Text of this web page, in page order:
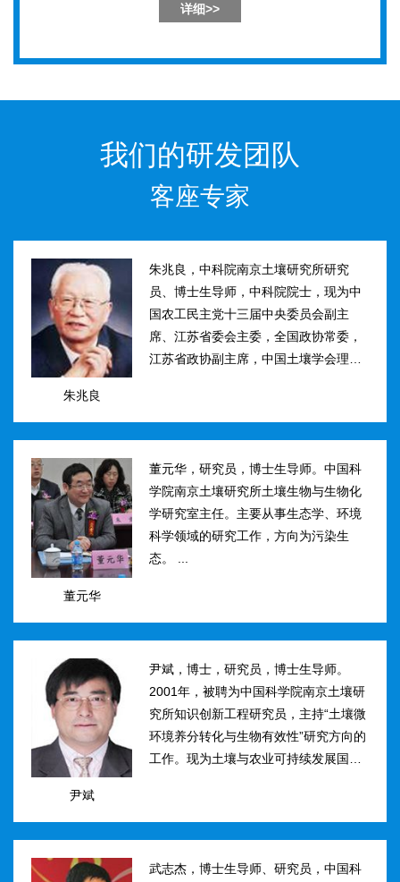
详细>>
我们的研发团队
客座专家
朱兆良
朱兆良，中科院南京土壤研究所研究
员、博士生导师，中科院院士，现为中
国农工民主党十三届中央委员会副主
席、江苏省委会主委，全国政协常委，
江苏省政协副主席，中国土壤学会理事
国家、中科院、江苏省科技进步奖和自
董元华
董元华，研究员，博士生导师。中国科
学院南京土壤研究所土壤生物与生物化
学研究室主任。主要从事生态学、环境
科学领域的研究工作，方向为污染生
态。 ...
尹斌
尹斌，博士，研究员，博士生导师。
2001年，被聘为中国科学院南京土壤研
究所知识创新工程研究员，主持“土壤微
环境养分转化与生物有效性”研究方向的
工作。现为土壤与农业可持续发展国家
影...
武志杰，博士生导师、研究员，中国科